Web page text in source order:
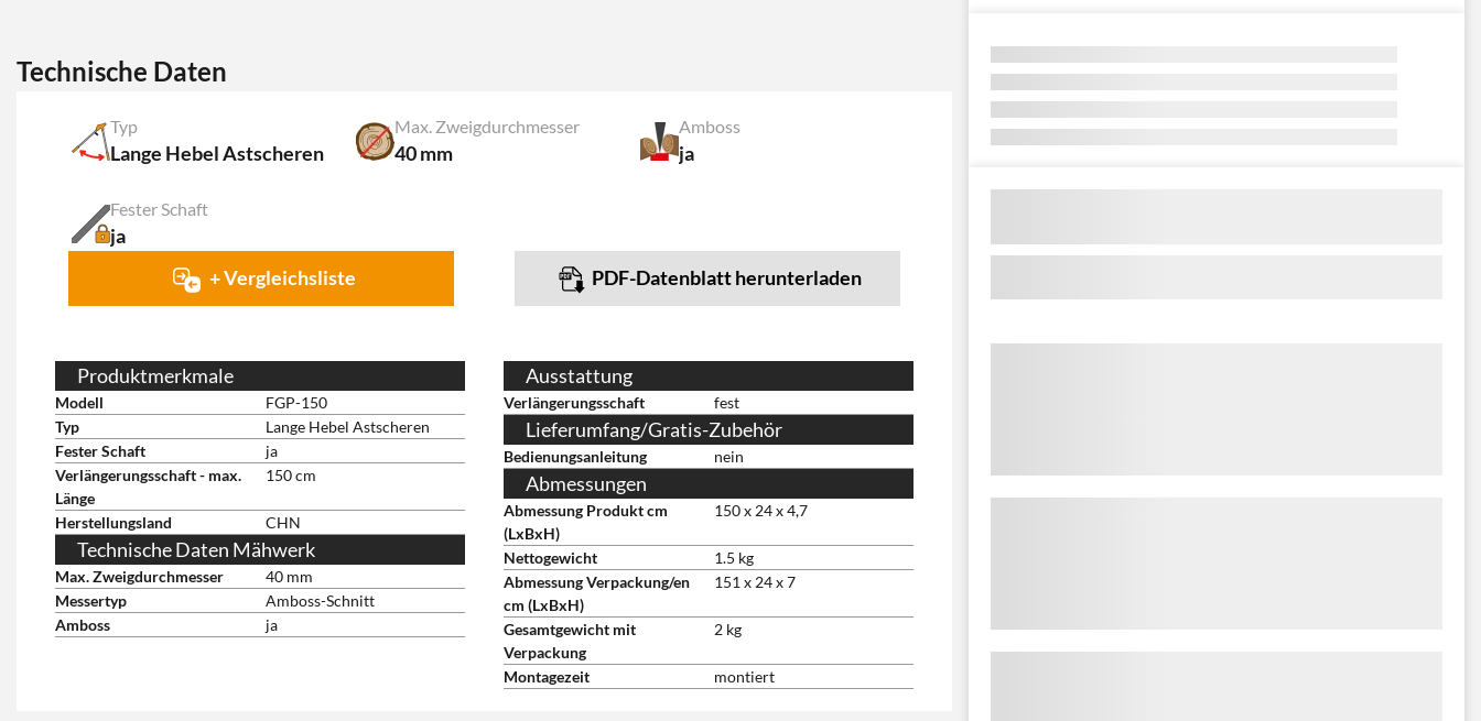
Technische Daten
Typ
Lange Hebel Astscheren
Max. Zweigdurchmesser
40 mm
Amboss
ja
Fester Schaft
ja
+ Vergleichsliste PDF-Datenblatt herunterladen
Produktmerkmale
Modell
FGP-150
Typ
Lange Hebel Astscheren
Fester Schaft
ja
Verlängerungsschaft - max.
Länge
150 cm
Herstellungsland CHN
Technische Daten Mähwerk
Max. Zweigdurchmesser
40 mm
Messertyp
Amboss-Schnitt
Amboss
ja
Ausstattung
Verlängerungsschaft fest
Lieferumfang/Gratis-Zubehör
Bedienungsanleitung nein
Abmessungen
Abmessung Produkt cm
(LxBxH)
150 x 24 x 4,7
Nettogewicht
1.5 kg
Abmessung Verpackung/en
cm (LxBxH)
151 x 24 x 7
Gesamtgewicht mit
Verpackung
2 kg
Montagezeit montiert